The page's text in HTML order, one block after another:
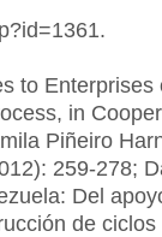
to Enterprises
in
Piñeiro
259-278;
Del
de